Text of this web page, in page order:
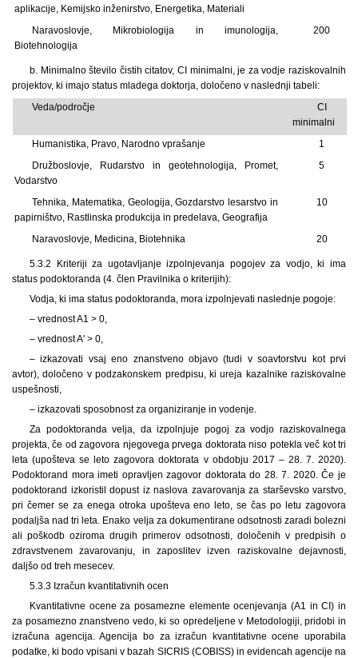
aplikacije, Kemijsko inženirstvo, Energetika, Materiali
Naravoslovje, Mikrobiologija in imunologija,
Biotehnologija
200
b. Minimalno število čistih citatov, CI minimalni, je za vodje raziskovalnih
projektov, ki imajo status mladega doktorja, določeno v naslednji tabeli:
Veda/področje
CI
minimalni
Humanistika, Pravo, Narodno vprašanje
1
Družboslovje, Rudarstvo in geotehnologija, Promet,
Vodarstvo
5
Tehnika, Matematika, Geologija, Gozdarstvo lesarstvo in
papirništvo, Rastlinska produkcija in predelava, Geografija
10
Naravoslovje, Medicina, Biotehnika 20
5.3.2 Kriteriji za ugotavljanje izpolnjevanja pogojev za vodjo, ki ima
status podoktoranda (4. člen Pravilnika o kriterijih):
Vodja, ki ima status podoktoranda, mora izpolnjevati naslednje pogoje:
– vrednost A1 > 0,
– vrednost A' > 0,
– izkazovati vsaj eno znanstveno objavo (tudi v soavtorstvu kot prvi
avtor), določeno v podzakonskem predpisu, ki ureja kazalnike raziskovalne
uspešnosti,
– izkazovati sposobnost za organiziranje in vodenje.
Za podoktoranda velja, da izpolnjuje pogoj za vodjo raziskovalnega
projekta, če od zagovora njegovega prvega doktorata niso potekla več kot tri
leta (upošteva se leto zagovora doktorata v obdobju 2017 – 28. 7. 2020).
Podoktorand mora imeti opravljen zagovor doktorata do 28. 7. 2020. Če je
podoktorand izkoristil dopust iz naslova zavarovanja za starševsko varstvo,
pri čemer se za enega otroka upošteva eno leto, se čas po letu zagovora
podaljša nad tri leta. Enako velja za dokumentirane odsotnosti zaradi bolezni
ali poškodb oziroma drugih primerov odsotnosti, določenih v predpisih o
zdravstvenem zavarovanju, in zaposlitev izven raziskovalne dejavnosti,
daljšo od treh mesecev.
5.3.3 Izračun kvantitativnih ocen
Kvantitativne ocene za posamezne elemente ocenjevanja (A1 in CI) in
za posamezno znanstveno vedo, ki so opredeljene v Metodologiji, pridobi in
izračuna agencija. Agencija bo za izračun kvantitativne ocene uporabila
podatke, ki bodo vpisani v bazah SICRIS (COBISS) in evidencah agencije na